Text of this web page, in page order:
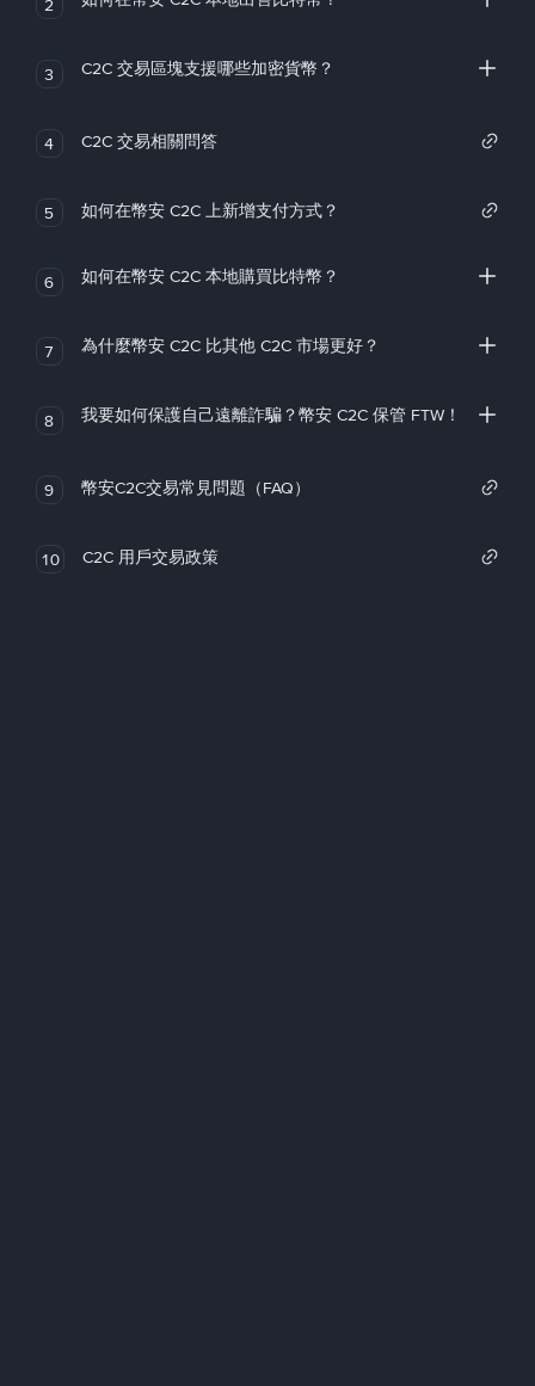
3 C2C 交易區塊支援哪些加密貨幣？
4 C2C 交易相關問答
5 如何在幣安 C2C 上新增支付方式？
6 如何在幣安 C2C 本地購買比特幣？
7 為什麼幣安 C2C 比其他 C2C 市場更好？
8 我要如何保護自己遠離詐騙？幣安 C2C 保管 FTW！
9 幣安C2C交易常見問題（FAQ）
10 C2C 用戶交易政策